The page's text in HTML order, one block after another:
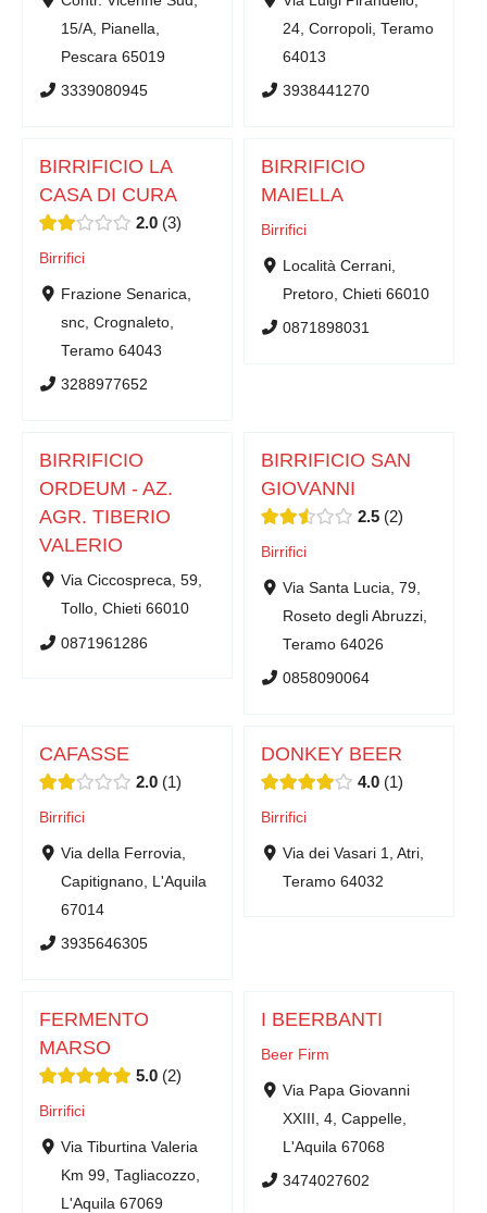
15/A, Pianella,
Pescara 65019
3339080945
24, Corropoli, Teramo
64013
3938441270
BIRRIFICIO LA
CASA DI CURA
2.0 3
Birrifici
Frazione Senarica,
snc, Crognaleto,
Teramo 64043
3288977652
BIRRIFICIO
MAIELLA
Birrifici
Località Cerrani,
Pretoro, Chieti 66010
0871898031
BIRRIFICIO
ORDEUM - AZ.
AGR. TIBERIO
VALERIO
Via Ciccospreca, 59,
Tollo, Chieti 66010
0871961286
BIRRIFICIO SAN
GIOVANNI
2.5 2
Birrifici
Via Santa Lucia, 79,
Roseto degli Abruzzi,
Teramo 64026
0858090064
CAFASSE
2.0 1
Birrifici
Via della Ferrovia,
Capitignano, L'Aquila
67014
3935646305
DONKEY BEER
4.0 1
Birrifici
Via dei Vasari 1, Atri,
Teramo 64032
FERMENTO
MARSO
5.0 2
Birrifici
Via Tiburtina Valeria
Km 99, Tagliacozzo,
L'Aquila 67069
I BEERBANTI
Beer Firm
Via Papa Giovanni
XXIII, 4, Cappelle,
L'Aquila 67068
3474027602